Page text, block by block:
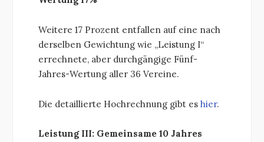
Weitere 17 Prozent entfallen auf eine nach
derselben Gewichtung wie „Leistung I“
errechnete, aber durchgängige Fünf-
Jahres-Wertung aller 36 Vereine.
Die detaillierte Hochrechnung gibt es hier.
Leistung III: Gemeinsame 10 Jahres